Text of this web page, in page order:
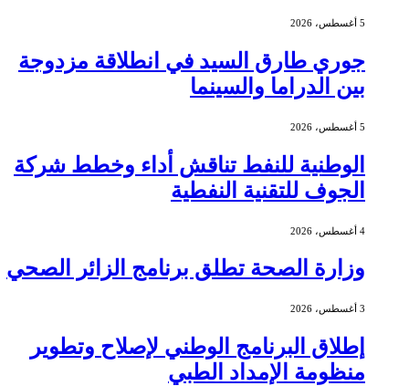
جوري طارق السيد في انطلاقة مزدوجة
بين الدراما والسينما
الوطنية للنفط تناقش أداء وخطط شركة
الجوف للتقنية النفطية
وزارة الصحة تطلق برنامج الزائر الصحي
إطلاق البرنامج الوطني لإصلاح وتطوير
منظومة الإمداد الطبي